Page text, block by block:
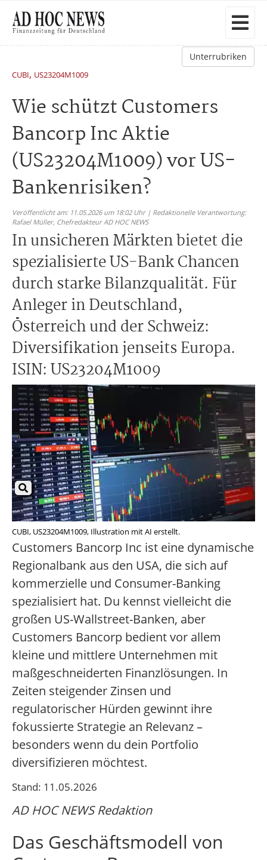
Unterrubriken
CUBI, US23204M1009
Wie schützt Customers
Bancorp Inc Aktie
(US23204M1009) vor US-
Bankenrisiken?
Veröffentlicht am: 11.05.2026 um 18:02 Uhr | Redaktionelle Verantwortung:
Rafael Müller, Chefredakteur AD HOC NEWS
In unsicheren Märkten bietet die
spezialisierte US-Bank Chancen
durch starke Bilanzqualität. Für
Anleger in Deutschland,
Österreich und der Schweiz:
Diversifikation jenseits Europa.
ISIN: US23204M1009
CUBI, US23204M1009, Illustration mit AI erstellt.
Customers Bancorp Inc ist eine dynamische
Regionalbank aus den USA, die sich auf
kommerzielle und Consumer-Banking
spezialisiert hat. Du kennst vielleicht die
großen US-Wallstreet-Banken, aber
Customers Bancorp bedient vor allem
kleine und mittlere Unternehmen mit
maßgeschneiderten Finanzlösungen. In
Zeiten steigender Zinsen und
regulatorischer Hürden gewinnt ihre
fokussierte Strategie an Relevanz –
besonders wenn du dein Portfolio
diversifizieren möchtest.
Stand: 11.05.2026
AD HOC NEWS Redaktion
Das Geschäftsmodell von